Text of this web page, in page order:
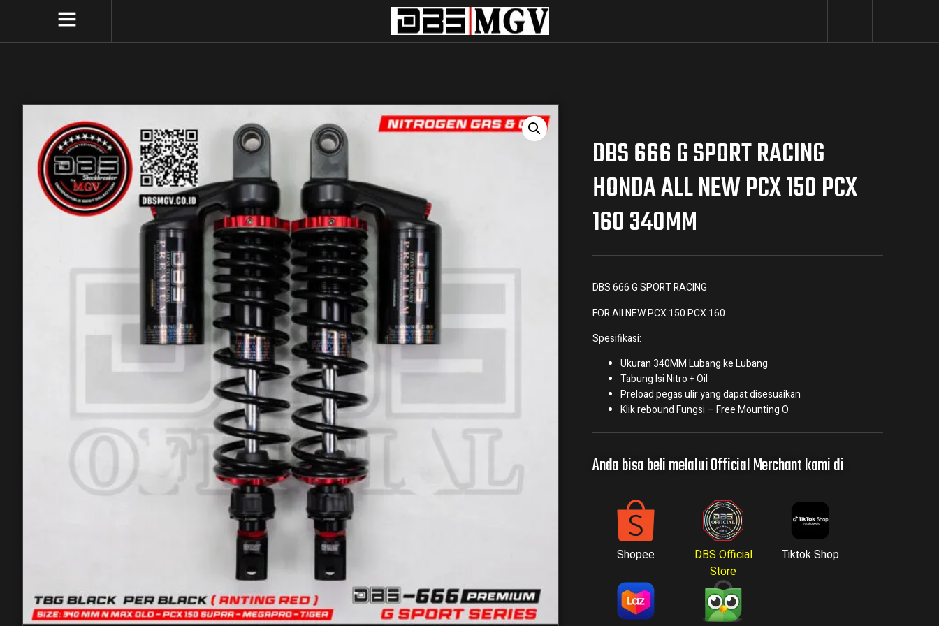
DBS 666 G SPORT RACING
HONDA ALL NEW PCX 150 PCX
160 340MM
DBS 666 G SPORT RACING
FOR All NEW PCX 150 PCX 160
Spesifikasi:
Ukuran 340MM Lubang ke Lubang
Tabung Isi Nitro + Oil
Preload pegas ulir yang dapat disesuaikan
Klik rebound Fungsi – Free Mounting O
Anda bisa beli melalui Official Merchant kami di
Shopee
DBS Official
Store
Tiktok Shop